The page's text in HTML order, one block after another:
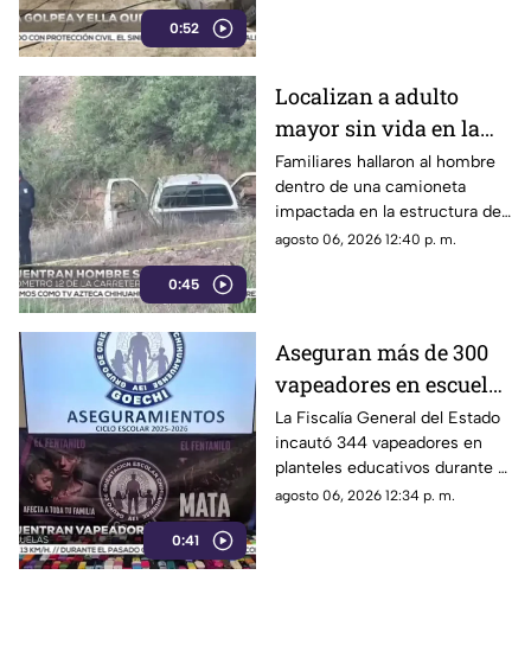
0:52
0:45
Localizan a adulto
mayor sin vida en la
carretera de
Cuahtémoc; habría
sufrido infarto al
volante
Familiares hallaron al hombre
dentro de una camioneta
impactada en la estructura de
un puente a la altura del
agosto 06, 2026 12:40 p. m.
0:41
Aseguran más de 300
vapeadores en escuelas
de Chihuahua; detectan
dispositivo wax
La Fiscalía General del Estado
incautó 344 vapeadores en
planteles educativos durante el
ciclo escolar 2025-2026; 36
agosto 06, 2026 12:34 p. m.